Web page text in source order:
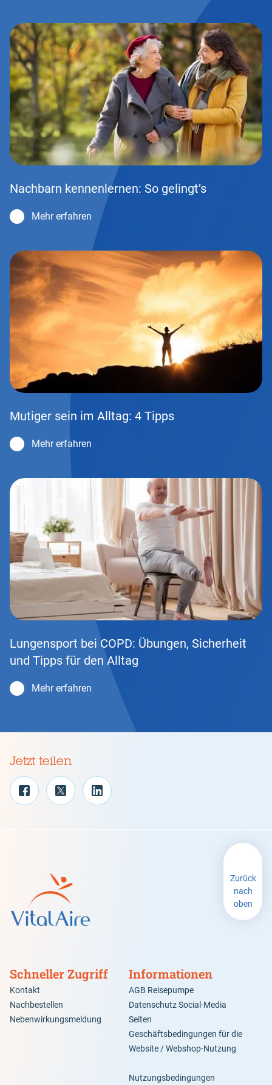
Nachbarn kennenlernen: So gelingt’s
Mehr erfahren
Mutiger sein im Alltag: 4 Tipps
Mehr erfahren
Lungensport bei COPD: Übungen, Sicherheit
und Tipps für den Alltag
Mehr erfahren
Jetzt teilen
Schneller Zugriff
Kontakt
Nachbestellen
Nebenwirkungsmeldung
Informationen
AGB Reisepumpe
Datenschutz Social-Media
Seiten
Geschäftsbedingungen für die
Website / Webshop-Nutzung
Nutzungsbedingungen
Zurück
nach
oben